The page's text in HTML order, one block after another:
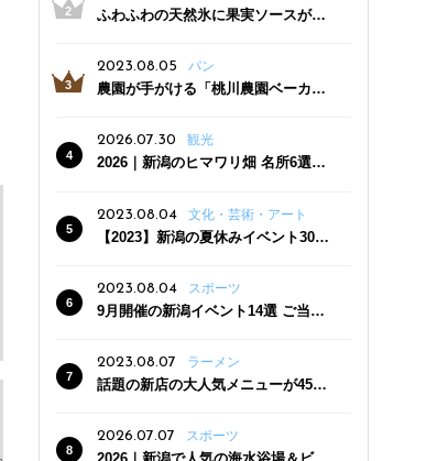
ふわふわの天然氷に果実ソースがた
三条駅近くにオープン
2023.08.05 パン
農園が手がける「桃川農園ベーカリ
った焼きたてパンのほか、ジェラー
トやスムージーも
2026.07.30 観光
2026｜新潟のヒマワリ畑 名所6選
2023.08.04
文化・芸術・アート
【2023】新潟の夏休みイベント30
2023.08.04
スポーツ
9月開催の新潟イベント14選 ご当地
2023.08.07 ラーメン
話題の新店の大人気メニューが450
クーポン登場
2026.07.07 スポーツ